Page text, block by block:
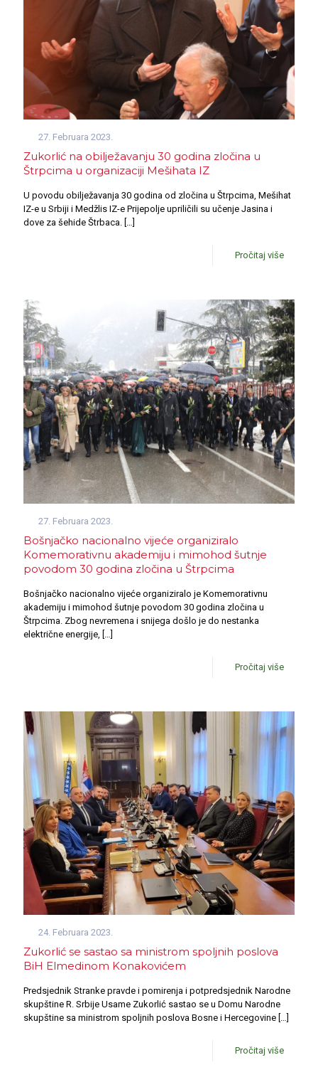
27. Februara 2023.
Zukorlić na obilježavanju 30 godina zločina u
Štrpcima u organizaciji Mešihata IZ
U povodu obilježavanja 30 godina od zločina u Štrpcima, Mešihat
IZ-e u Srbiji i Medžlis IZ-e Prijepolje upriličili su učenje Jasina i
dove za šehide Štrbaca.
Pročitaj više
27. Februara 2023.
Bošnjačko nacionalno vijeće organiziralo
Komemorativnu akademiju i mimohod šutnje
povodom 30 godina zločina u Štrpcima
Bošnjačko nacionalno vijeće organiziralo je Komemorativnu
akademiju i mimohod šutnje povodom 30 godina zločina u
Štrpcima. Zbog nevremena i snijega došlo je do nestanka
električne energije, […]
Pročitaj više
24. Februara 2023.
Zukorlić se sastao sa ministrom spoljnih poslova
BiH Elmedinom Konakovićem
Predsjednik Stranke pravde i pomirenja i potpredsjednik Narodne
skupštine R. Srbije Usame Zukorlić sastao se u Domu Narodne
skupštine sa ministrom spoljnih poslova Bosne i Hercegovine […]
Pročitaj više